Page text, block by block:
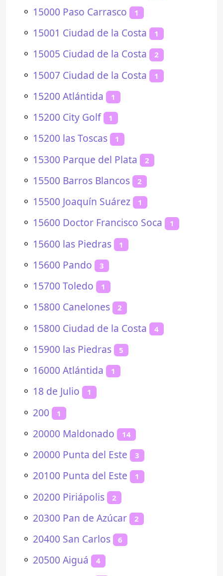
⚬ 15000 Paso Carrasco 1
⚬ 15001 Ciudad de la Costa 1
⚬ 15005 Ciudad de la Costa 2
⚬ 15007 Ciudad de la Costa 1
⚬ 15200 Atlántida 1
⚬ 15200 City Golf 1
⚬ 15200 las Toscas 1
⚬ 15300 Parque del Plata 2
⚬ 15500 Barros Blancos 2
⚬ 15500 Joaquín Suárez 1
⚬ 15600 Doctor Francisco Soca 1
⚬ 15600 las Piedras 1
⚬ 15600 Pando 3
⚬ 15700 Toledo 1
⚬ 15800 Canelones 2
⚬ 15800 Ciudad de la Costa 4
⚬ 15900 las Piedras 5
⚬ 16000 Atlántida 1
⚬ 18 de Julio 1
⚬ 200 1
⚬ 20000 Maldonado 14
⚬ 20000 Punta del Este 3
⚬ 20100 Punta del Este 1
⚬ 20200 Piriápolis 2
⚬ 20300 Pan de Azúcar 2
⚬ 20400 San Carlos 6
⚬ 20500 Aiguá 4